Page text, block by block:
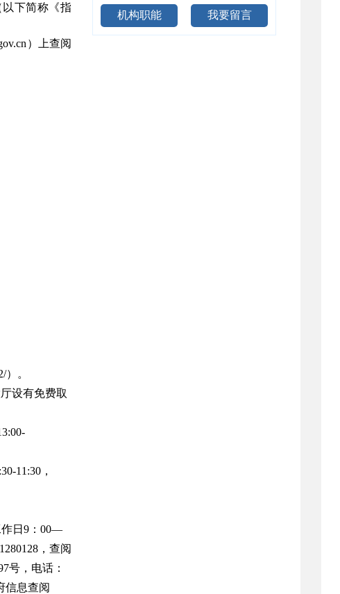
下简称《指
）上查阅
。
设有免费取
11:30，
作日9：00—
，查阅
号，电话：
信息查阅
机构职能 我要留言